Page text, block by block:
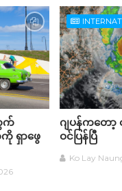
က်
ရှာဖွေ
ဂျပန်ကတော့
ဝင်ပြန်ပြီ
Ko Lay